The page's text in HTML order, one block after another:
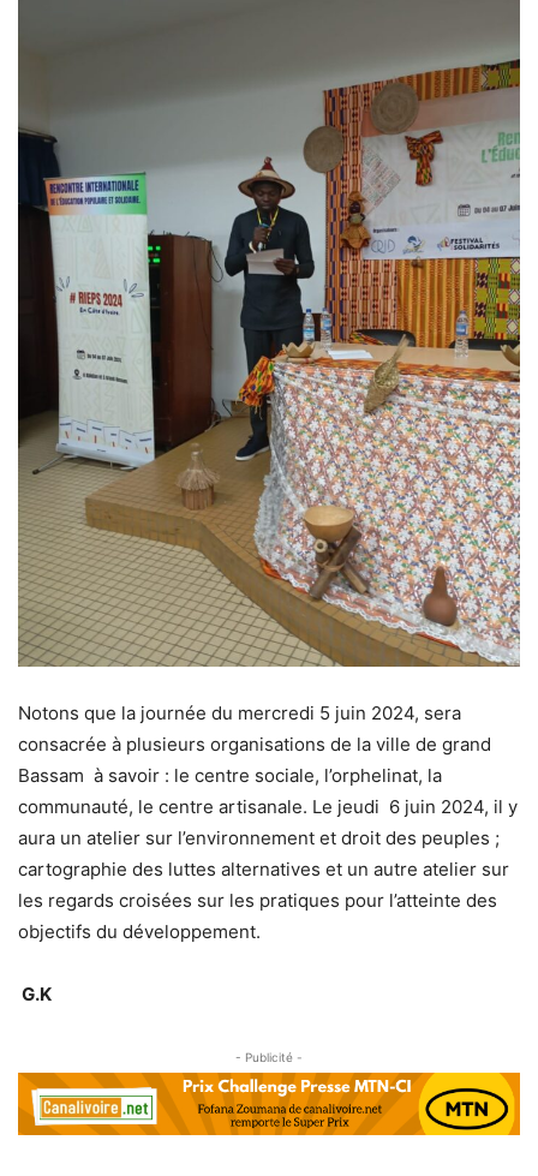
Notons que la journée du mercredi 5 juin 2024, sera
consacrée à plusieurs organisations de la ville de grand
Bassam à savoir : le centre sociale, l’orphelinat, la
communauté, le centre artisanale. Le jeudi 6 juin 2024, il y
aura un atelier sur l’environnement et droit des peuples ;
cartographie des luttes alternatives et un autre atelier sur
les regards croisées sur les pratiques pour l’atteinte des
objectifs du développement.
G.K
- Publicité -